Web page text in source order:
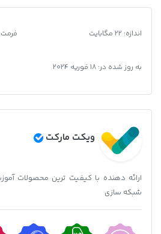
اندازه: 22 مگابایت فرمت
به روز شده در: 18 فوریه 2024
ویکت مارکت
ارائه دهنده با کیفیت ترین محصولات
شبکه سازی